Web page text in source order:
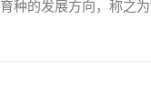
种的发展方向，称之